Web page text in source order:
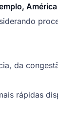
da
rápidas